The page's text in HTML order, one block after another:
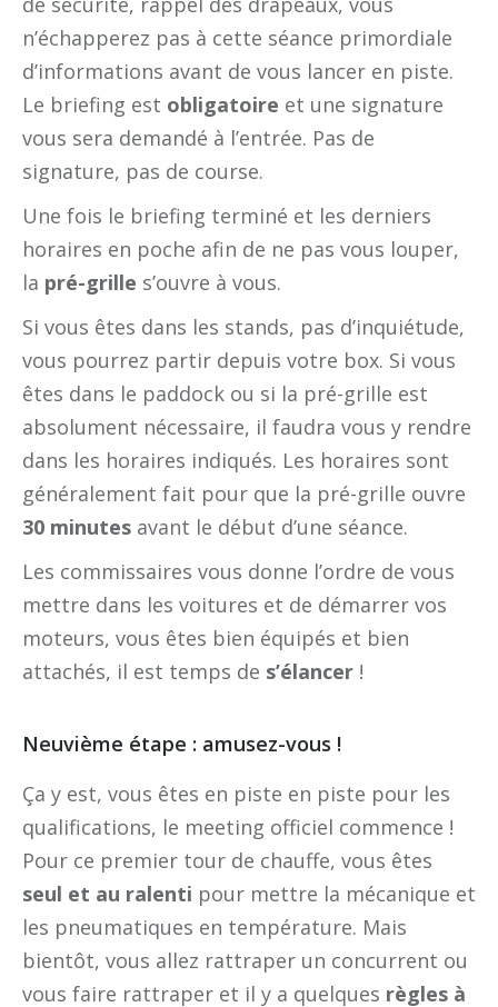
n’échapperez pas à cette séance primordiale
d’informations avant de vous lancer en piste.
Le briefing est obligatoire et une signature
vous sera demandé à l’entrée. Pas de
signature, pas de course.
Une fois le briefing terminé et les derniers
horaires en poche afin de ne pas vous louper,
la pré-grille s’ouvre à vous.
Si vous êtes dans les stands, pas d’inquiétude,
vous pourrez partir depuis votre box. Si vous
êtes dans le paddock ou si la pré-grille est
absolument nécessaire, il faudra vous y rendre
dans les horaires indiqués. Les horaires sont
généralement fait pour que la pré-grille ouvre
30 minutes avant le début d’une séance.
Les commissaires vous donne l’ordre de vous
mettre dans les voitures et de démarrer vos
moteurs, vous êtes bien équipés et bien
attachés, il est temps de s’élancer !
Neuvième étape : amusez-vous !
Ça y est, vous êtes en piste en piste pour les
qualifications, le meeting officiel commence !
Pour ce premier tour de chauffe, vous êtes
seul et au ralenti pour mettre la mécanique et
les pneumatiques en température. Mais
bientôt, vous allez rattraper un concurrent ou
vous faire rattraper et il y a quelques règles à